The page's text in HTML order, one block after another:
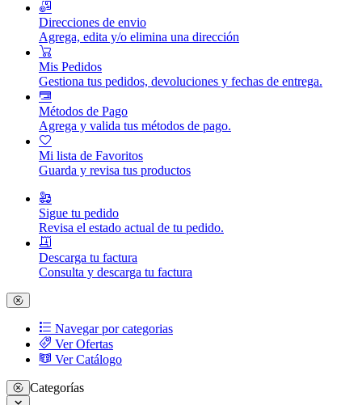
Direcciones de envio
Agrega, edita y/o elimina una dirección
Mis Pedidos
Gestiona tus pedidos, devoluciones y fechas de entrega.
Métodos de Pago
Agrega y valida tus métodos de pago.
Mi lista de Favoritos
Guarda y revisa tus productos
Sigue tu pedido
Revisa el estado actual de tu pedido.
Descarga tu factura
Consulta y descarga tu factura
Navegar por categorias
Ver Ofertas
Ver Catálogo
Categorías